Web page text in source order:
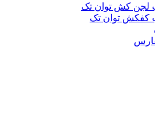
لجن کش توان تک
کفکش توان تک